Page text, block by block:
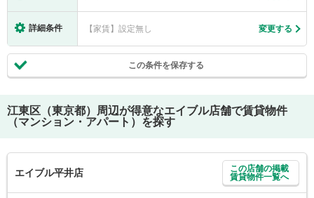
詳細条件 【家賃】設定無し 変更する
この条件を保存する
江東区（東京都）
周辺が得意なエイブル店舗で賃貸物件
（マンション・アパート）を探す
エイブル平井店
この店舗の掲載
賃貸物件一覧へ